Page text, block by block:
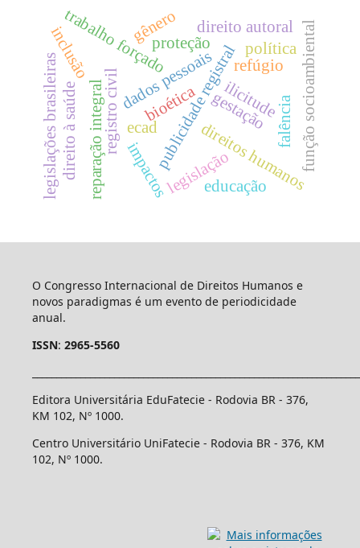
dados pessoais
publicidade registral
registro civil
refúgio
direitos humanos
trabalho forçado
gestação
ilicitude
proteção função socioambiental
reparação integral bioética
impactoslegislação
inclusão
educação
legislações brasileiras
direito autoral
ecad falência
direito à saúde
gênero
política
O Congresso Internacional de Direitos Humanos e
novos paradigmas é um evento de periodicidade
anual.
ISSN: 2965-5560
Editora Universitária EduFatecie - Rodovia BR - 376,
KM 102, Nº 1000.
Centro Universitário UniFatecie - Rodovia BR - 376, KM
102, Nº 1000.